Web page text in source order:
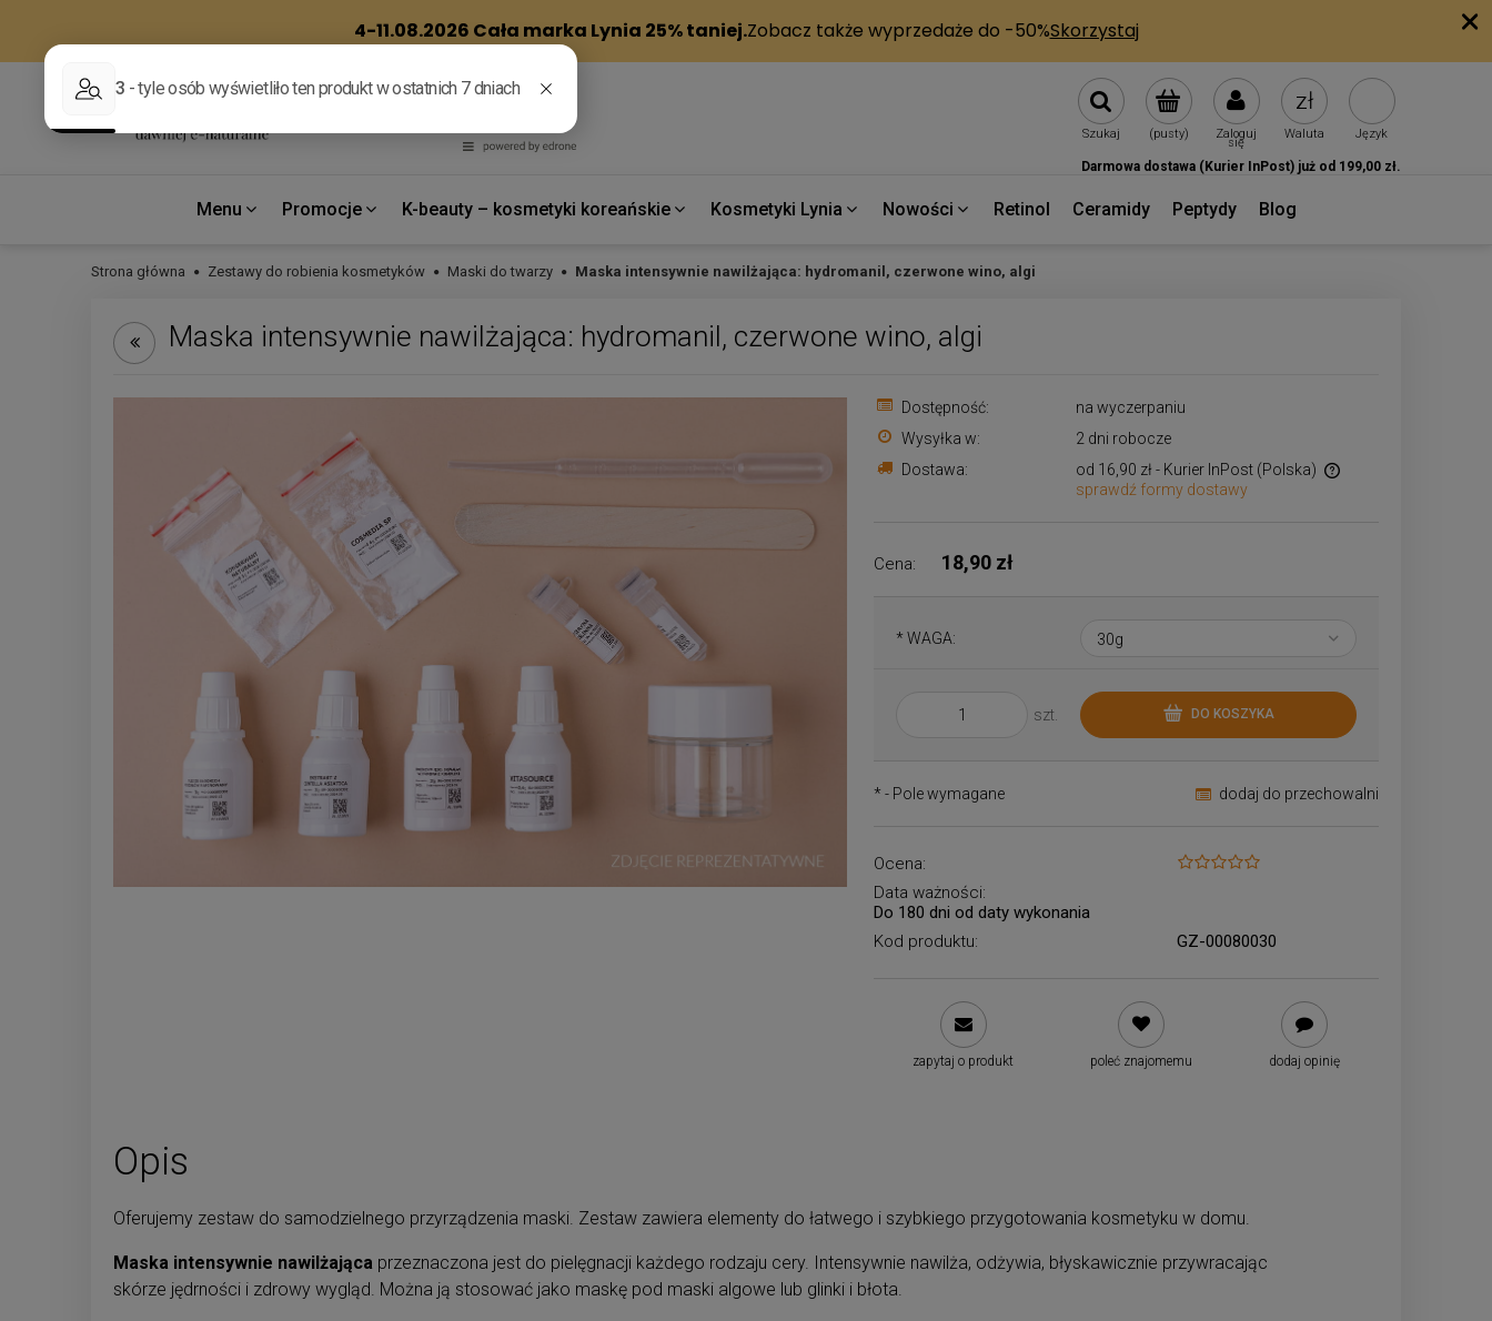
(pusty) Zaloguj
się
Szukaj Waluta Język
Darmowa dostawa (Kurier InPost) już od 199,00 zł.
Menu Promocje K-beauty – kosmetyki koreańskie Kosmetyki Lynia Nowości Retinol Ceramidy Peptydy Blog
Strona główna Zestawy do robienia kosmetyków Maski do twarzy Maska intensywnie nawilżająca: hydromanil, czerwone wino, algi
Maska intensywnie nawilżająca: hydromanil, czerwone wino, algi
Dostępność:
na wyczerpaniu
Wysyłka w:
2 dni robocze
Dostawa:
od 16,90 zł - Kurier InPost (Polska)
sprawdź formy dostawy
Cena: 18,90 zł
* WAGA:
szt. DO KOSZYKA
dodaj do przechowalni
* - Pole wymagane
Ocena:
Data ważności:
Do 180 dni od daty wykonania
Kod produktu:
GZ-00080030
zapytaj o produkt poleć znajomemu dodaj opinię
Opis
Oferujemy zestaw do samodzielnego przyrządzenia maski. Zestaw zawiera elementy do łatwego i szybkiego przygotowania kosmetyku w domu.
Maska intensywnie nawilżająca przeznaczona jest do pielęgnacji każdego rodzaju cery. Intensywnie nawilża, odżywia, błyskawicznie przywracając
skórze jędrności i zdrowy wygląd. Można ją stosować jako maskę pod maski algowe lub glinki i błota.